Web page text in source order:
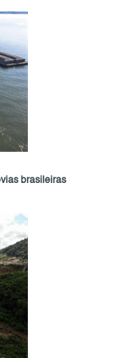
brasileiras